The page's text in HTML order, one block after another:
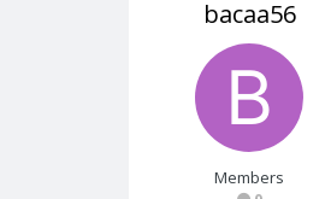
bacaa56
Members